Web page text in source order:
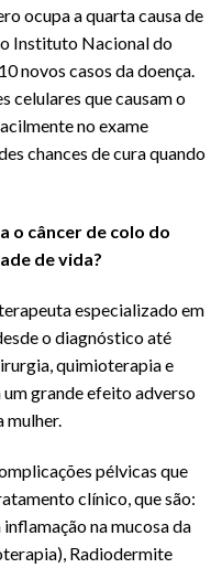
ocupa a quarta causa de
Instituto Nacional do
novos casos da doença.
celulares que causam o
no exame
chances de cura quando
o câncer de colo do
de vida?
especializado em
o diagnóstico até
quimioterapia e
grande efeito adverso
mulher.
pélvicas que
clínico, que são:
na mucosa da
Radiodermite